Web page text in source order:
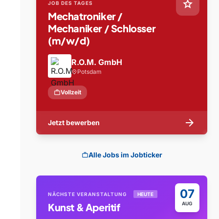
star
JOB DES TAGES
Mechatroniker /
Mechaniker / Schlosser
(m/w/d)
R.O.M. GmbH
location_on Potsdam
workVollzeit
Jetzt bewerben arrow_forward
workAlle Jobs im Jobticker
07
AUG
NÄCHSTE VERANSTALTUNG HEUTE
Kunst & Aperitif